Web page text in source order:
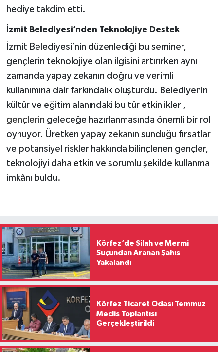
hediye takdim etti.
İzmit Belediyesi’nden Teknolojiye Destek
İzmit Belediyesi’nin düzenlediği bu seminer,
gençlerin teknolojiye olan ilgisini artırırken aynı
zamanda yapay zekanın doğru ve verimli
kullanımına dair farkındalık oluşturdu. Belediyenin
kültür ve eğitim alanındaki bu tür etkinlikleri,
gençlerin geleceğe hazırlanmasında önemli bir rol
oynuyor. Üretken yapay zekanın sunduğu fırsatlar
ve potansiyel riskler hakkında bilinçlenen gençler,
teknolojiyi daha etkin ve sorumlu şekilde kullanma
imkânı buldu.
Körfez’de Silah ve Mermi
Suçundan Aranan Şahıs
Yakalandı
Körfez Ticaret Odası Temmuz
Meclis Toplantısı
Gerçekleştirildi